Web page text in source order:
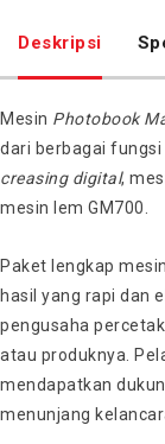
Deskripsi
Mesin Photobook
dari berbagai
creasing digital,
mesin lem GM700.
Paket lengkap
hasil yang rapi dan
pengusaha
atau produknya.
mendapatkan
menunjang